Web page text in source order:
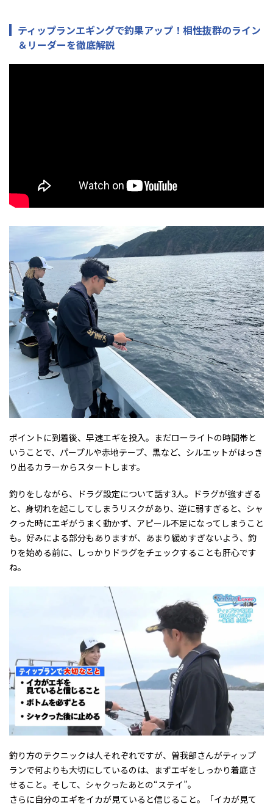
ティップランエギングで釣果アップ！相性抜群のライン
＆リーダーを徹底解説
ポイントに到着後、早速エギを投入。まだローライトの時間帯と
いうことで、パープルや赤地テープ、黒など、シルエットがはっき
り出るカラーからスタートします。
釣りをしながら、ドラグ設定について話す3人。ドラグが強すぎる
と、身切れを起こしてしまうリスクがあり、逆に弱すぎると、シャ
クった時にエギがうまく動かず、アピール不足になってしまうこと
も。好みによる部分もありますが、あまり緩めすぎないよう、釣
りを始める前に、しっかりドラグをチェックすることも肝心です
ね。
釣り方のテクニックは人それぞれですが、曽我部さんがティップ
ランで何よりも大切にしているのは、まずエギをしっかり着底さ
せること。そして、シャクったあとの“ステイ”。
さらに――自分のエギをイカが見ていると信じること。「イカが見て